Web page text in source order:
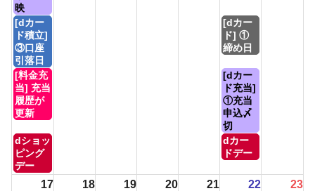
10th
2026
映
月
曜
日,
8
月
10th
2026
[dカー
ド積立]
③口座
引落日
土
曜
日,
月
15th
2026
[dカー
ド] ①
締め日
月
曜
日,
8
10th
2026
[料金充
当] 充当
履歴が
更新
土
曜
日,
8
月
15th
2026
[dカー
ド充当]
①充当
申込〆
切
月
曜
日,
8
dショッ
ピング
デー
土
曜
8
dカー
ドデー
17 18 19 20 21 22 23